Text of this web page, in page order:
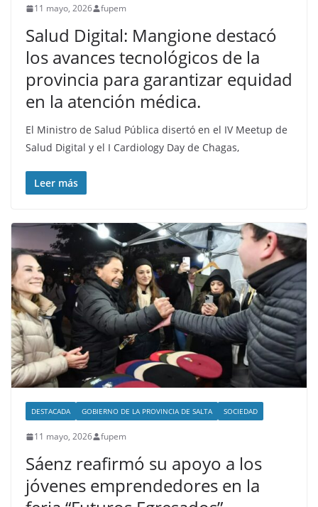
11 mayo, 2026 fupem
Salud Digital: Mangione destacó
los avances tecnológicos de la
provincia para garantizar equidad
en la atención médica.
El Ministro de Salud Pública disertó en el IV Meetup de
Salud Digital y el I Cardiology Day de Chagas,
Leer más
DESTACADA GOBIERNO DE LA PROVINCIA DE SALTA SOCIEDAD
11 mayo, 2026 fupem
Sáenz reafirmó su apoyo a los
jóvenes emprendedores en la